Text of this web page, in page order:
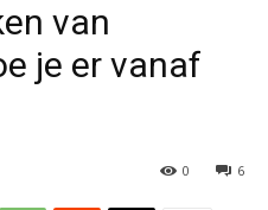
van
je er vanaf
6
0